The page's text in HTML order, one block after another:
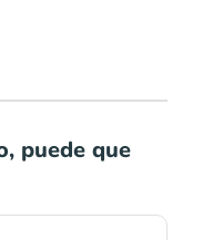
puede que